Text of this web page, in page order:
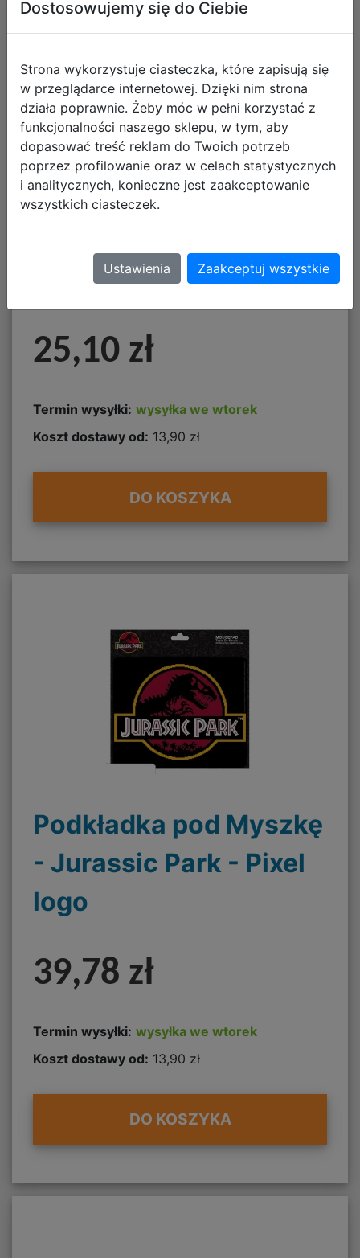
Podkładka pod Myszkę
- Pennywise
25,10 zł
Termin wysyłki: wysyłka we wtorek
Koszt dostawy od: 13,90 zł
DO KOSZYKA
Podkładka pod Myszkę
- Jurassic Park - Pixel
logo
39,78 zł
Termin wysyłki: wysyłka we wtorek
Koszt dostawy od: 13,90 zł
DO KOSZYKA
Dostosowujemy się do Ciebie
Strona wykorzystuje ciasteczka, które zapisują się
w przeglądarce internetowej. Dzięki nim strona
działa poprawnie. Żeby móc w pełni korzystać z
funkcjonalności naszego sklepu, w tym, aby
dopasować treść reklam do Twoich potrzeb
poprzez profilowanie oraz w celach statystycznych
i analitycznych, konieczne jest zaakceptowanie
wszystkich ciasteczek.
Ustawienia Zaakceptuj wszystkie